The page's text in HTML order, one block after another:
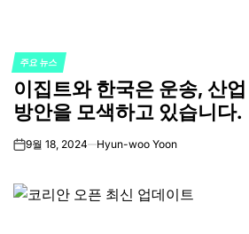
POSTED
IN
주요 뉴스
이집트와 한국은 운송, 산
방안을 모색하고 있습니다.
on9월 18, 2024 Hyun-woo Yoon